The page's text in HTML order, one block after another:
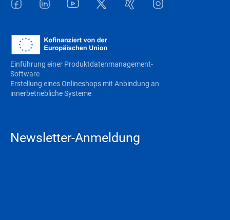
Facebook LinkedInYoutube Twitter
Einführung einer Produktdatenmanagement-
Software
Erstellung eines Onlineshops mit Anbindung an
innerbetriebliche Systeme
Newsletter-Anmeldung